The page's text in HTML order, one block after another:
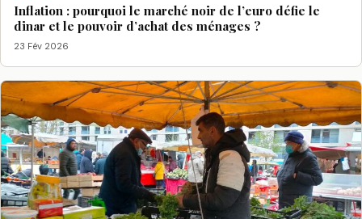
Inflation : pourquoi le marché noir de l’euro défie le
dinar et le pouvoir d’achat des ménages ?
23 Fév 2026